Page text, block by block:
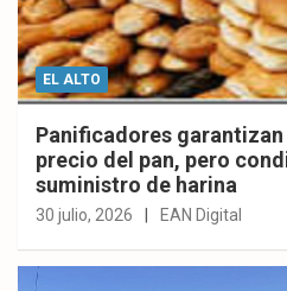
EL ALTO
Panificadores
precio del pan, pero
suministro de harina
30 julio, 2026 EAN Digital